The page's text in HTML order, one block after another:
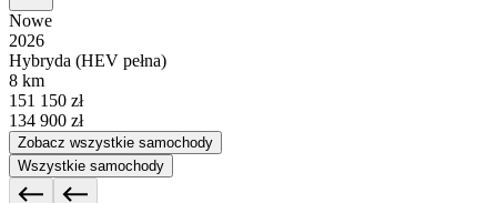
Nowe
2026
Hybryda (HEV pełna)
8 km
151 150 zł
134 900 zł
Zobacz wszystkie samochody
Wszystkie samochody